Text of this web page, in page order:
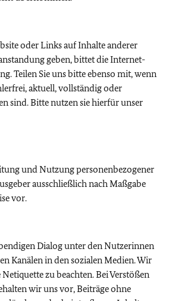
oder Links auf Inhalte anderer
geben, bittet die Internet-
Teilen Sie uns bitte ebenso mit, wenn
aktuell, vollständig oder
sind. Bitte nutzen sie hierfür unser
und Nutzung personenbezogener
ausschließlich nach Maßgabe
vor.
Dialog unter den Nutzerinnen
Kanälen in den sozialen Medien. Wir
zu beachten. Bei Verstößen
wir uns vor, Beiträge ohne